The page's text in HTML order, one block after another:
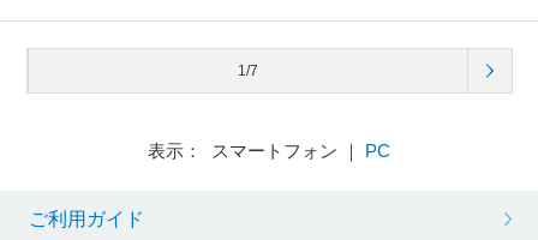
1/7
表示： スマートフォン ｜ PC
ご利用ガイド